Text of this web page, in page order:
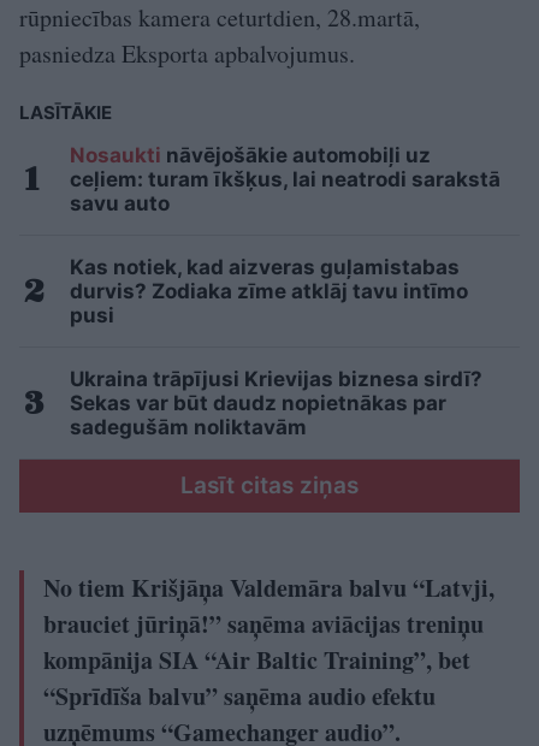
rūpniecības kamera ceturtdien, 28.martā,
pasniedza Eksporta apbalvojumus.
LASĪTĀKIE
Nosaukti nāvējošākie automobiļi uz
ceļiem: turam īkšķus, lai neatrodi sarakstā
savu auto
Kas notiek, kad aizveras guļamistabas
durvis? Zodiaka zīme atklāj tavu intīmo
pusi
Ukraina trāpījusi Krievijas biznesa sirdī?
Sekas var būt daudz nopietnākas par
sadegušām noliktavām
Lasīt citas ziņas
No tiem Krišjāņa Valdemāra balvu “Latvji,
brauciet jūriņā!” saņēma aviācijas treniņu
kompānija SIA “Air Baltic Training”, bet
“Sprīdīša balvu” saņēma audio efektu
uzņēmums “Gamechanger audio”.